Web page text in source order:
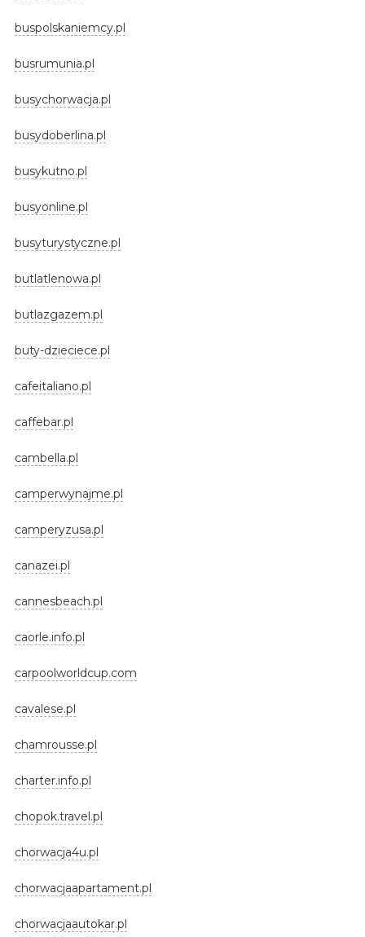
buspolskaniemcy.pl
busrumunia.pl
busychorwacja.pl
busydoberlina.pl
busykutno.pl
busyonline.pl
busyturystyczne.pl
butlatlenowa.pl
butlazgazem.pl
buty-dzieciece.pl
cafeitaliano.pl
caffebar.pl
cambella.pl
camperwynajme.pl
camperyzusa.pl
canazei.pl
cannesbeach.pl
caorle.info.pl
carpoolworldcup.com
cavalese.pl
chamrousse.pl
charter.info.pl
chopok.travel.pl
chorwacja4u.pl
chorwacjaapartament.pl
chorwacjaautokar.pl